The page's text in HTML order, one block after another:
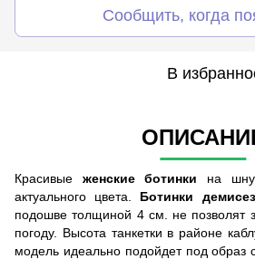
Сообщить, когда
В
Красивые женские ботинки на
актуального цвета. Ботинки
подошве толщиной 4 см. не позволят
погоду. Высота танкетки в районе
модель идеально подойдет под образ